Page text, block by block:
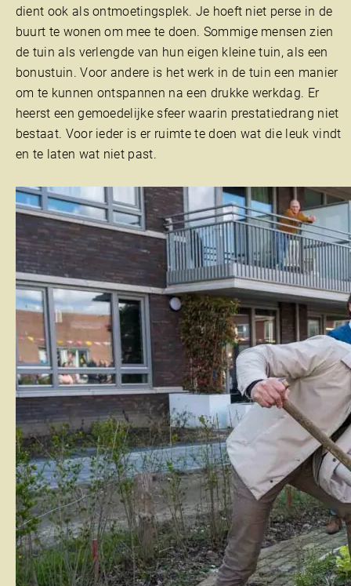
dient ook als ontmoetingsplek. Je hoeft niet perse in de
buurt te wonen om mee te doen. Sommige mensen zien
de tuin als verlengde van hun eigen kleine tuin, als een
bonustuin. Voor andere is het werk in de tuin een manier
om te kunnen ontspannen na een drukke werkdag. Er
heerst een gemoedelijke sfeer waarin prestatiedrang niet
bestaat. Voor ieder is er ruimte te doen wat die leuk vindt
en te laten wat niet past.